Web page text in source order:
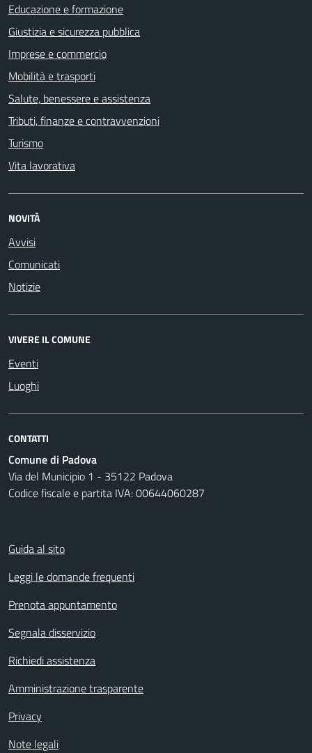
Educazione e formazione
Giustizia e sicurezza pubblica
Imprese e commercio
Mobilità e trasporti
Salute, benessere e assistenza
Tributi, finanze e contravvenzioni
Turismo
Vita lavorativa
NOVITÀ
Avvisi
Comunicati
Notizie
VIVERE IL COMUNE
Eventi
Luoghi
CONTATTI
Comune di Padova
Via del Municipio 1 - 35122 Padova
Codice fiscale e partita IVA: 00644060287
Guida al sito
Leggi le domande frequenti
Prenota appuntamento
Segnala disservizio
Richiedi assistenza
Amministrazione trasparente
Privacy
Note legali